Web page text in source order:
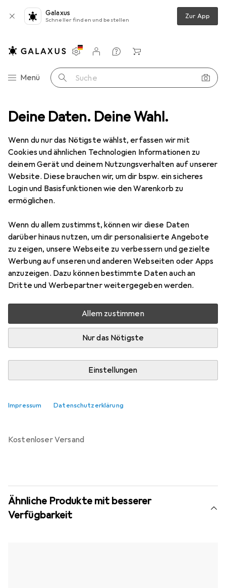
Deine Daten. Deine Wahl.
Wenn du nur das Nötigste wählst, erfassen wir mit
Cookies und ähnlichen Technologien Informationen zu
deinem Gerät und deinem Nutzungsverhalten auf unserer
Website. Diese brauchen wir, um dir bspw. ein sicheres
Login und Basisfunktionen wie den Warenkorb zu
ermöglichen.
Wenn du allem zustimmst, können wir diese Daten
darüber hinaus nutzen, um dir personalisierte Angebote
zu zeigen, unsere Webseite zu verbessern und gezielte
Werbung auf unseren und anderen Webseiten oder Apps
anzuzeigen. Dazu können bestimmte Daten auch an
Dritte und Werbepartner weitergegeben werden.
Allem zustimmen
Nur das Nötigste
Einstellungen
Impressum Datenschutzerklärung
Galaxus
Schneller finden und bestellen Zur App
Navigation nach Kategorien
Menü Suche
Einstellungen
Kundenkonto
Vergleichslisten
Merklisten
Warenkorb
Kabelleitung Lapp ÖLFLEX HEAT 205 MC SilikonLeitung
2 Bilder
LappÖLFLEX HEAT 205 MC
SilikonLeitung
Preis in EUR inkl. MwSt.
EUR
719,05
Bewertungen
Zwischen Mo, 24.8. und Mi, 26.8. geliefert
Benachrichtigen, wenn schneller verfügbar
Lieferort angeben für genaue Lieferzeit
kostenloser Versand
Ähnliche Produkte mit besserer
Verfügbarkeit